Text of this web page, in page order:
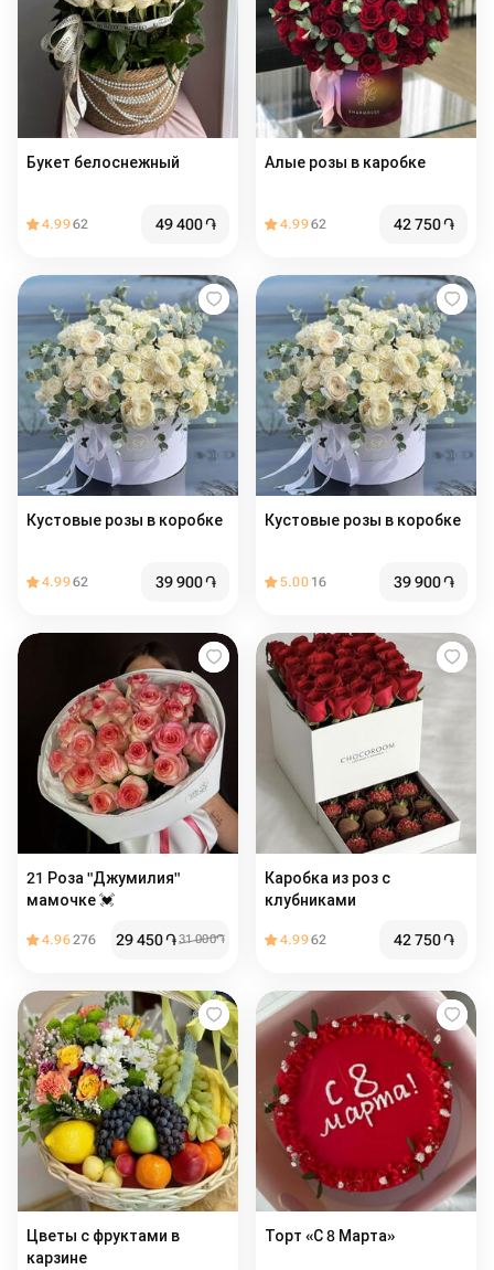
Букет белоснежный
4.9962 49 400֏
Алые розы в каробке
4.9962 42 750֏
Кустовые розы в коробке
4.9962 39 900֏
Кустовые розы в коробке
5.00 16 39 900֏
21 Роза "Джумилия"
мамочке 💓
4.96276 29 450֏31 000֏
Каробка из роз с
клубниками
4.9962 42 750֏
Цветы с фруктами в
карзине
Торт «С 8 Марта» ️